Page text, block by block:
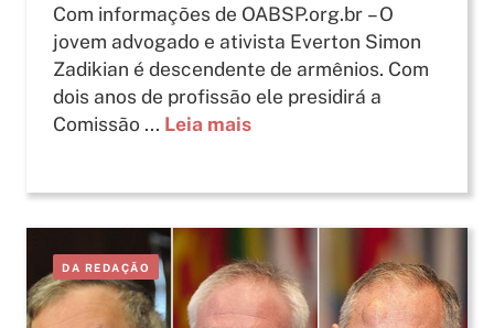
Com informações de OABSP.org.br – O
jovem advogado e ativista Everton Simon
Zadikian é descendente de armênios. Com
dois anos de profissão ele presidirá a
Comissão ... Leia mais
DA REDAÇÃO